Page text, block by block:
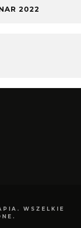
2022
WSZELKIE